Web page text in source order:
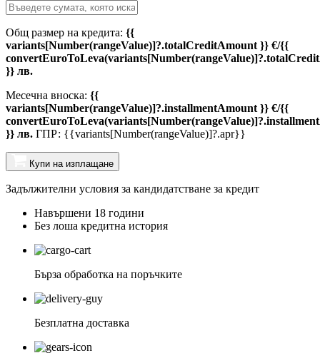
Общ размер на кредита: {{
variants[Number(rangeValue)]?.totalCreditAmount }} €/{{
}} лв.
Месечна вноска: {{
variants[Number(rangeValue)]?.installmentAmount }} €/{{
}} лв. ГПР: {{variants[Number(rangeValue)]?.apr}}
Купи на изплащане
Задължителни условия за кандидатстване за кредит
Навършени 18 години
Без лоша кредитна история
Бърза обработка на поръчките
Безплатна доставка